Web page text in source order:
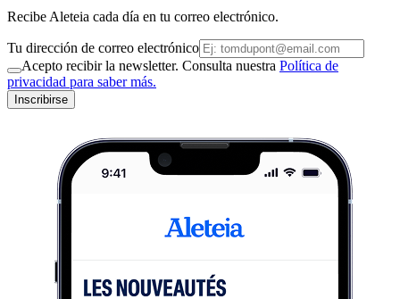
Recibe Aleteia cada día en tu correo electrónico.
Tu dirección de correo electrónico
Acepto recibir la newsletter. Consulta nuestra Política de
privacidad para saber más.
Inscribirse